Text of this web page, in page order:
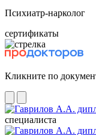
Психиатр-нарколог
сертификаты
Кликните по
специалиста